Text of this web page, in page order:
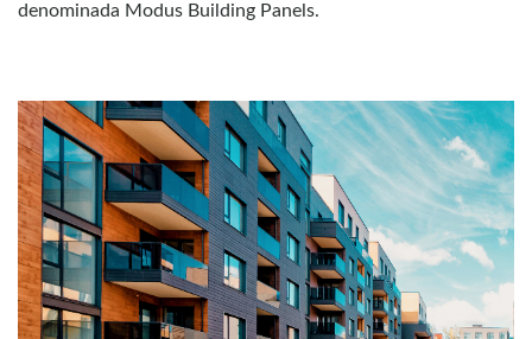
denominada Modus Building Panels.